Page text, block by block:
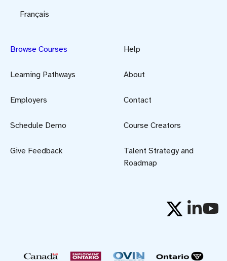
Français
Browse Courses
Learning Pathways
Employers
Schedule Demo
Give Feedback
Help
About
Contact
Course Creators
Talent Strategy and
Roadmap